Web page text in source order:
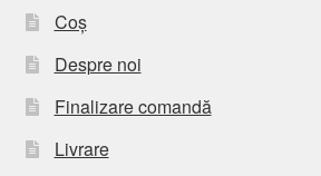
Coș
Despre noi
Finalizare comandă
Livrare